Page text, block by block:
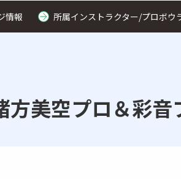
情報 所属インストラクター/プロボウ
美空プロ＆彩音